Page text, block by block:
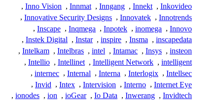
Inkovideo
,
Innekt
,
Inngang
,
Innmat
,
Inno Vision
,
Innotrends
,
Innovatek
,
Innovative Security Designs
,
Innovo
,
inomega
,
Inpotek
,
Inqmega
,
Inscape
,
inscapedata
,
Insma
,
inspire
,
Instar
,
Instek Digital
,
insteon
,
Insys
,
Intamac
,
intel
,
Intelbras
,
Intelkam
,
intelligent
,
Intelligent Network
,
Intellinet
,
Intellio
,
Intellsec
,
Interlogix
,
Interna
,
Internal
,
internec
,
Internet Eye
,
Interno
,
Intervision
,
Intex
,
Invid
,
Invidtech
,
Inwerang
,
Io Data
,
ioGear
,
ion
,
ionodes
,